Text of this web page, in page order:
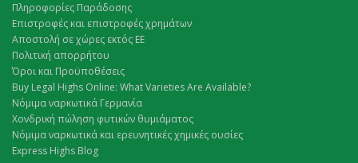
Πληροφορίες Παράδοσης
Επιστροφές και επιστροφές χρημάτων
Αποστολή σε χώρες εκτός ΕΕ
Πολιτική απορρήτου
Όροι και Προϋποθέσεις
Buy Legal Highs Online: What Varieties Are Available?
Νόμιμα ναρκωτικά Γερμανία
Χονδρική πώληση φυτικών θυμιάματος
Νόμιμα ναρκωτικά και ερευνητικές χημικές ουσίες
Express Highs Blog